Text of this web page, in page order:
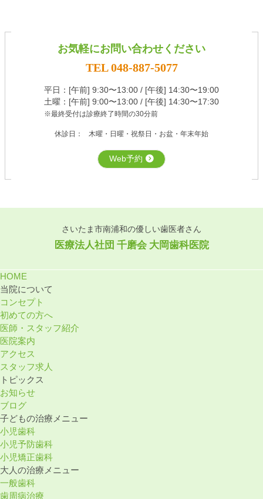
お気軽にお問い合わせください
TEL 048-887-5077
平⽇：[午前] 9:30〜13:00 / [午後] 14:30〜19:00
土曜：[午前] 9:00〜13:00 / [午後] 14:30〜17:30
※最終受付は診療終了時間の30分前
休診日： ⽊曜・⽇曜・祝祭⽇・お盆・年末年始
Web予約
さいたま市南浦和の優しい歯医者さん
医療法⼈社団 千磨会 ⼤岡⻭科医院
HOME
当院について
コンセプト
初めての⽅へ
医師・スタッフ紹介
医院案内
アクセス
スタッフ求⼈
トピックス
お知らせ
ブログ
⼦どもの治療メニュー
小児歯科
小児予防歯科
小児矯正歯科
⼤⼈の治療メニュー
一般歯科
歯周病治療